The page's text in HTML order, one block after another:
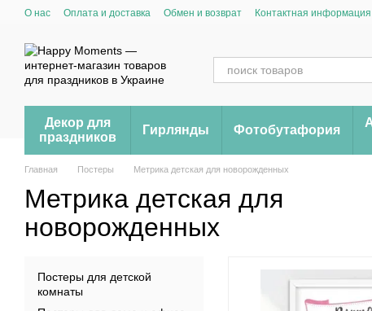
Перейти к основному контенту
О нас Оплата и доставка Обмен и возврат Контактная информация
Декор для
праздников
Гирлянды Фотобутафория
Главная Постеры Метрика детская для новорожденных
Метрика детская для
новорожденных
Постеры для детской
комнаты